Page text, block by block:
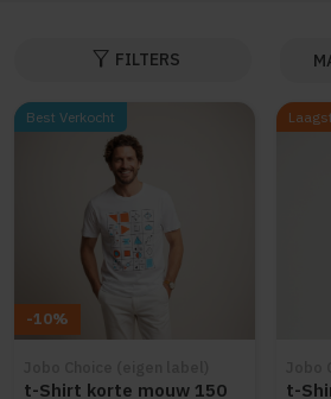
filter_alt FILTERS
-10%
Best Verkocht
t-Shirt korte mouw 150 t-